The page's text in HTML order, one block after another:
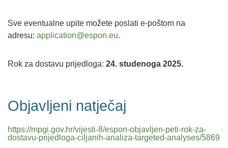
Sve eventualne upite možete poslati e-poštom na
adresu: application@espon.eu.
Rok za dostavu prijedloga: 24. studenoga 2025.
Objavljeni natječaj
https://mpgi.gov.hr/vijesti-8/espon-objavljen-peti-rok-za-
dostavu-prijedloga-ciljanih-analiza-targeted-analyses/5869